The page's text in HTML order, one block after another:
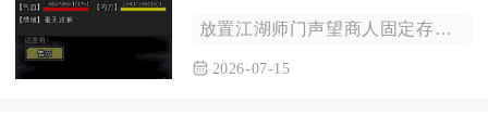
放置江湖师门声望商人固定存在于自身所属门派专属地图内，散人无...
2026-07-15